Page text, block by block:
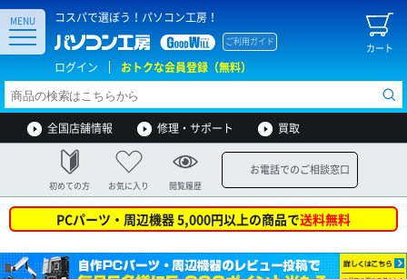
コスパで選ぼう！パソコン工房！
カート
ご利用ガイド
ログイン おトクな会員登録（無料）
MENU
全国店舗情報 修理・サポート 買取
初めての方 お気に入り 閲覧履歴
お電話でのご相談窓口
PCパーツ・周辺機器 5,000円以上の商品で送料無料